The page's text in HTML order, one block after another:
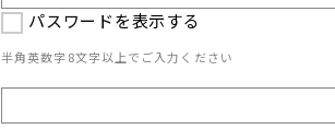
パスワードを表示する
半角英数字8文字以上でご入力ください